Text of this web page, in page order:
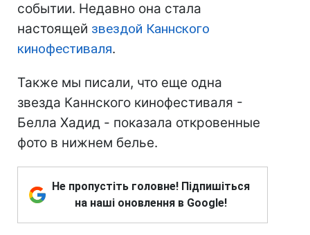
событии. Недавно она стала
настоящей звездой Каннского
кинофестиваля.
Также мы писали, что еще одна
звезда Каннского кинофестиваля -
Белла Хадид - показала откровенные
фото в нижнем белье.
Не пропустіть головне! Підпишіться
на наші оновлення в Google!